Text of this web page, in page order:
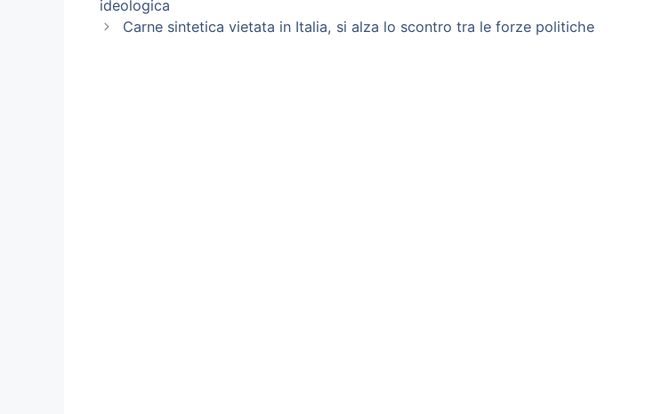
ideologica
Carne sintetica vietata in Italia, si alza lo scontro tra le forze politiche